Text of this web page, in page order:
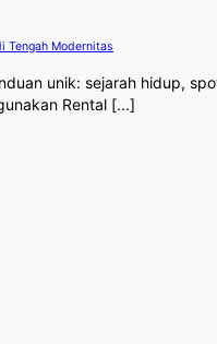
Tengah Modernitas
unik: sejarah hidup,
Rental [...]